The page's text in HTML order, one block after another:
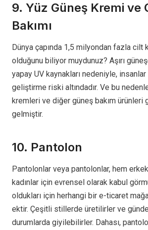
9. Yüz Güneş Kremi ve
Bakımı
Dünya çapında 1,5 milyondan fazla cilt
olduğunu biliyor muydunuz? Aşırı
yapay UV kaynakları nedeniyle,
geliştirme riski altındadır. Ve bu
kremleri ve diğer güneş bakım ürünleri
gelmiştir.
10. Pantolon
Pantolonlar veya pantolonlar, hem
kadınlar için evrensel olarak kabul
oldukları için herhangi bir e-ticaret
ektir. Çeşitli stillerde üretilirler ve
durumlarda giyilebilirler. Dahası,